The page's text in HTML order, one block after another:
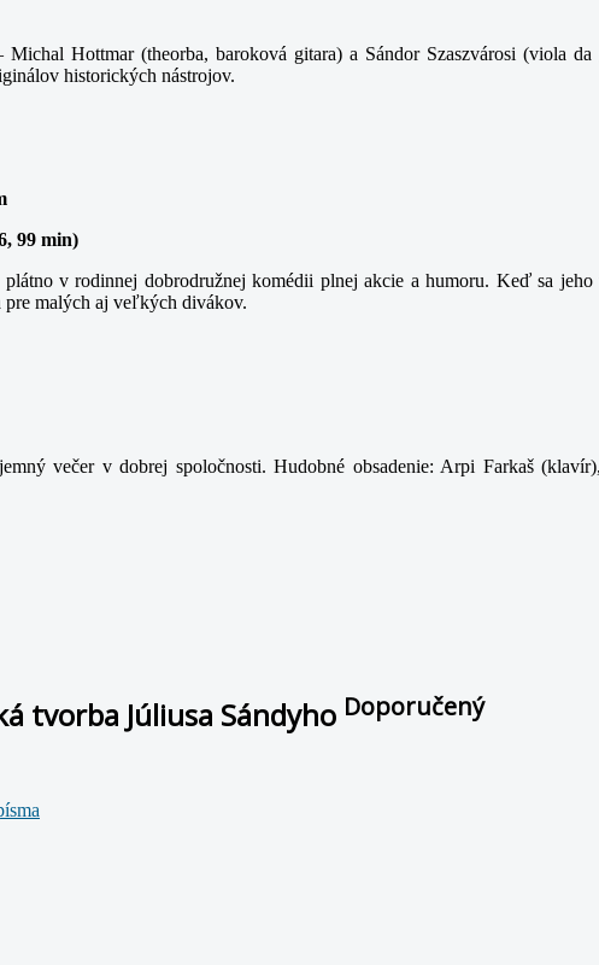
Hottmar (theorba, baroková gitara) a Sándor Szaszvárosi (viola
historických nástrojov.
99 min)
v rodinnej dobrodružnej komédii plnej akcie a humoru. Keď sa
pre malých aj veľkých divákov.
večer v dobrej spoločnosti. Hudobné obsadenie: Arpi Farkaš
tvorba Júliusa Sándyho Doporučený